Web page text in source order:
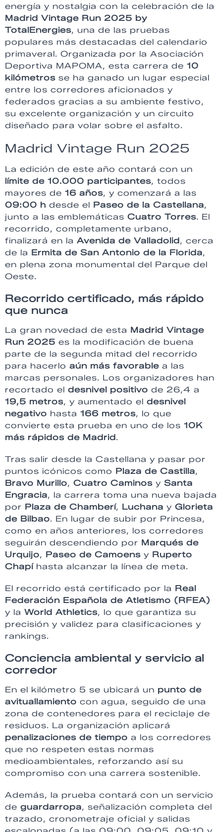
energía y nostalgia con la celebración de la
Madrid Vintage Run 2025 by
TotalEnergies, una de las pruebas
populares más destacadas del calendario
primaveral. Organizada por la Asociación
Deportiva MAPOMA, esta carrera de 10
kilómetros se ha ganado un lugar especial
entre los corredores aficionados y
federados gracias a su ambiente festivo,
su excelente organización y un circuito
diseñado para volar sobre el asfalto.
Madrid Vintage Run 2025
La edición de este año contará con un
límite de 10.000 participantes, todos
mayores de 16 años, y comenzará a las
09:00 h desde el Paseo de la Castellana,
junto a las emblemáticas Cuatro Torres. El
recorrido, completamente urbano,
finalizará en la Avenida de Valladolid , cerca
de la Ermita de San Antonio de la Florida,
en plena zona monumental del Parque del
Oeste.
Recorrido certificado, más rápido
que nunca
La gran novedad de esta Madrid Vintage
Run 2025 es la modificación de buena
parte de la segunda mitad del recorrido
para hacerlo aún más favorable a las
marcas personales. Los organizadores han
recortado el desnivel positivo de 26,4 a
19,5 metros, y aumentado el desnivel
negativo hasta 166 metros, lo que
convierte esta prueba en uno de los 10K
más rápidos de Madrid .
Tras salir desde la Castellana y pasar por
puntos icónicos como Plaza de Castilla,
Bravo Murillo, Cuatro Caminos y Santa
Engracia, la carrera toma una nueva bajada
por Plaza de Chamberí, Luchana y Glorieta
de Bilbao. En lugar de subir por Princesa,
como en años anteriores, los corredores
seguirán descendiendo por Marqués de
Urquijo, Paseo de Camoens y Ruperto
Chapíhasta alcanzar la línea de meta.
El recorrido está certificado por la Real
Federación Española de Atletismo (RFEA)
y la World Athletics, lo que garantiza su
precisión y validez para clasificaciones y
rankings.
Conciencia ambiental y servicio al
corredor
En el kilómetro 5 se ubicará un punto de
avituallamiento con agua, seguido de una
zona de contenedores para el reciclaje de
residuos. La organización aplicará
penalizaciones de tiempo a los corredores
que no respeten estas normas
medioambientales, reforzando así su
compromiso con una carrera sostenible.
Además, la prueba contará con un servicio
de guardarropa, señalización completa del
trazado, cronometraje oficial y salidas